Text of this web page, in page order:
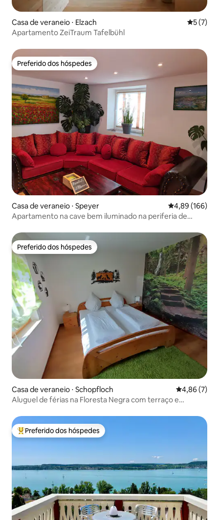
Casa de veraneio ⋅ Elzach 5 de
5 (7)
Apartamento ZeiTraum Tafelbühl
Preferido dos hóspedes
Preferido dos hóspedes
Casa de veraneio ⋅ Speyer 4,89 de uma
4,89 (166)
Apartamento na cave bem iluminado na periferia de
Preferido dos hóspedes
Preferido dos hóspedes
Casa de veraneio ⋅ Schopfloch 4,86 de uma
4,86 (7)
Aluguel de férias na Floresta Negra com terraço e
Entre os melhores preferidos dos hóspedes
Preferido dos hóspedes